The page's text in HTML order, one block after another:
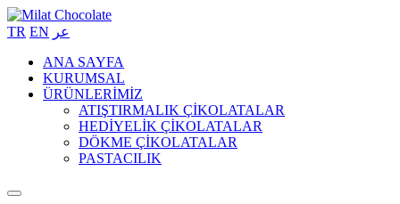
TR EN عر
ANA SAYFA
KURUMSAL
ÜRÜNLERİMİZ
ATIŞTIRMALIK ÇİKOLATALAR
HEDİYELİK ÇİKOLATALAR
DÖKME ÇİKOLATALAR
PASTACILIK